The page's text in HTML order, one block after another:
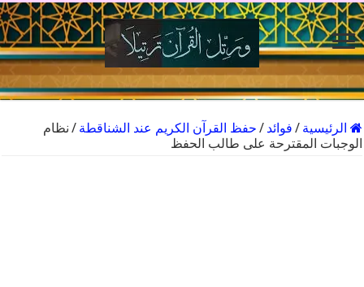
الرئيسية / فوائد / حفظ القرآن الكريم عند الشناقطة / نظام
الوجبات المقترحة على طالب الحفظ